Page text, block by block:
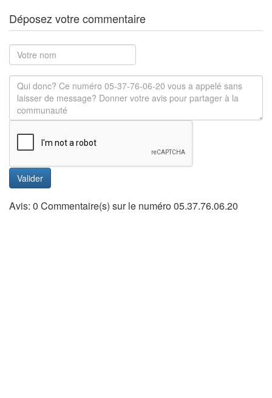
Déposez votre commentaire
Valider
Avis: 0 Commentaire(s) sur le numéro 05.37.76.06.20